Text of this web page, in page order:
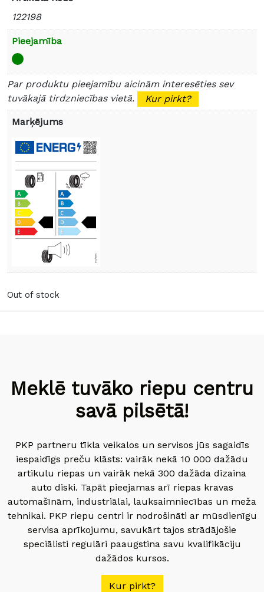
122198
Pieejamība
Par produktu pieejamību aicinām interesēties sev
tuvākajā tirdzniecības vietā.
Kur pirkt?
Marķējums
Out of stock
Meklē tuvāko riepu centru
savā pilsētā!
PKP partneru tīkla veikalos un servisos jūs sagaidīs
iespaidīgs preču klāsts: vairāk nekā 10 000 dažādu
artikulu riepas un vairāk nekā 300 dažāda dizaina
auto diski. Tapāt pieejamas arī riepas kravas
automašīnām, industriālai, lauksaimniecības un meža
tehnikai. PKP riepu centri ir nodrošināti ar mūsdienīgu
servisa aprīkojumu, savukārt tajos strādājošie
speciālisti regulāri paaugstina savu kvalifikāciju
dažādos kursos.
Kur pirkt?